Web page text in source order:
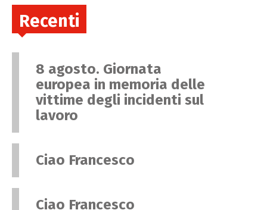
Recenti
8 agosto. Giornata
europea in memoria delle
vittime degli incidenti sul
lavoro
Ciao Francesco
Ciao Francesco